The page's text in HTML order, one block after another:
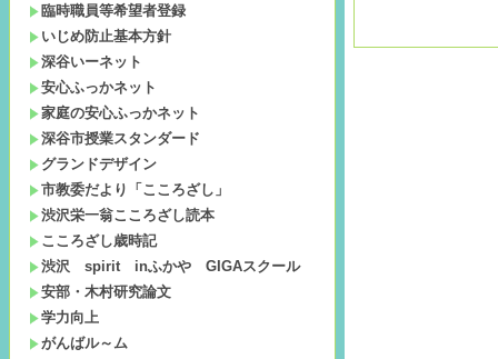
臨時職員等希望者登録
いじめ防止基本方針
深谷いーネット
安心ふっかネット
家庭の安心ふっかネット
深谷市授業スタンダード
グランドデザイン
市教委だより「こころざし」
渋沢栄一翁こころざし読本
こころざし歳時記
渋沢 spirit inふかや GIGAスクール
安部・木村研究論文
学力向上
がんばル～ム